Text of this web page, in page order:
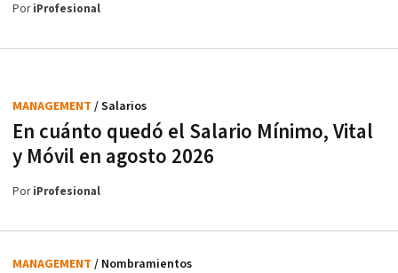
PoriProfesional
En cuánto quedó el Salario Mínimo, Vital
y Móvil en agosto 2026
MANAGEMENT / Salarios
PoriProfesional
MANAGEMENT / Nombramientos